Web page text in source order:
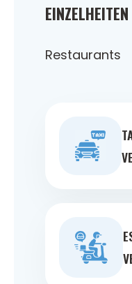
EINZELHEITEN
Restaurants